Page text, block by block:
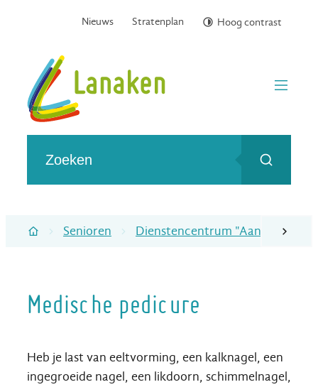
Naar inhoudNieuws Stratenplan Hoog contrast
Gemeente Lanaken
Zoeken
menu
scroll
Startpagina
Senioren Dienstencentrum "Aan de Statie"
Medische pedicure
Heb je last van eeltvorming, een kalknagel, een
ingegroeide nagel, een likdoorn, schimmelnagel,